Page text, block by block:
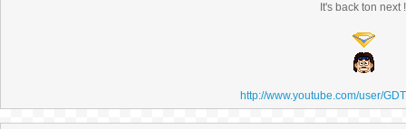
It's back ton next !
http://www.youtube.com/user/